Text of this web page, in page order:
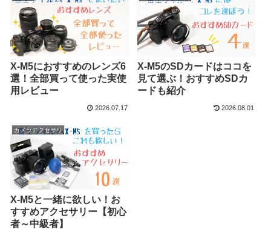
X-M5におすすめのレンズ6
選！全部買って使った実使
用レビュー
2026.07.17
X-M5のSDカードはココを
見て選ぶ！おすすめSDカ
ードも紹介
2026.08.01
カメラアクセサリ
X-M5と一緒に欲しい！お
すすめアクセサリー【初心
者～中級者】